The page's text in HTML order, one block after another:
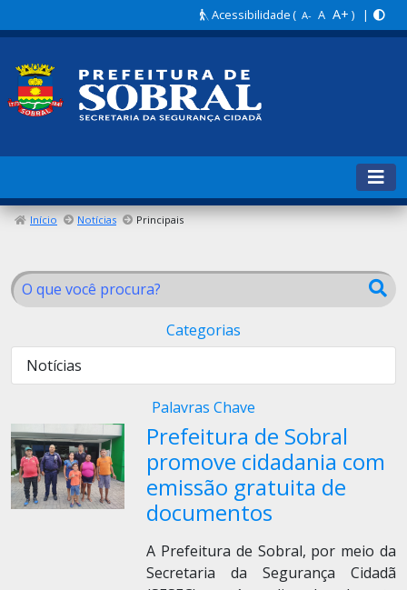
Acessibilidade( A- A A+ ) |
Início Notícias Principais
Categorias
Notícias
Palavras Chave
Prefeitura de Sobral
promove cidadania com
emissão gratuita de
documentos
A Prefeitura de Sobral, por meio da
Secretaria da Segurança Cidadã